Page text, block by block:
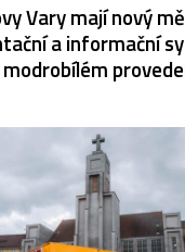
Vary mají nový
a informační